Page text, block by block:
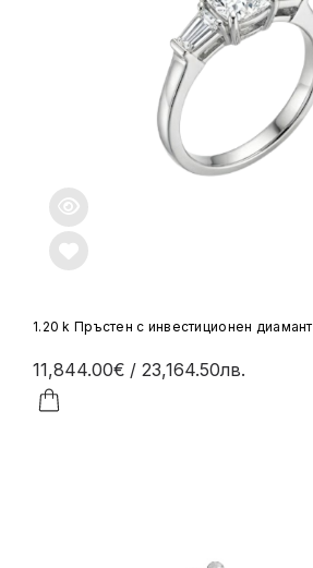
1.20 k Пръстен с инвестиционен диамант
11,844.00€ / 23,164.50лв.